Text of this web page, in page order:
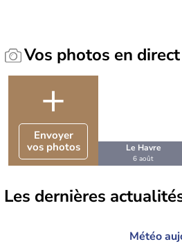
Vos photos en direct
+
Envoyer
vos photos
Le Havre
6 août
Les dernières
Météo